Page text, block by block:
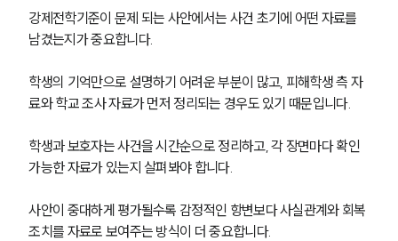
강제전학기준이 문제 되는 사안에서는 사건 초기에 어떤 자료를
남겼는지가 중요합니다.
학생의 기억만으로 설명하기 어려운 부분이 많고, 피해학생 측 자
료와 학교 조사 자료가 먼저 정리되는 경우도 있기 때문입니다.
학생과 보호자는 사건을 시간순으로 정리하고, 각 장면마다 확인
가능한 자료가 있는지 살펴봐야 합니다.
사안이 중대하게 평가될수록 감정적인 항변보다 사실관계와 회복
조치를 자료로 보여주는 방식이 더 중요합니다.